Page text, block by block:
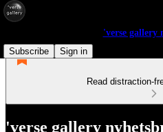
'verse gallery
Subscribe
Sign in
Read distraction-
'verse gallery